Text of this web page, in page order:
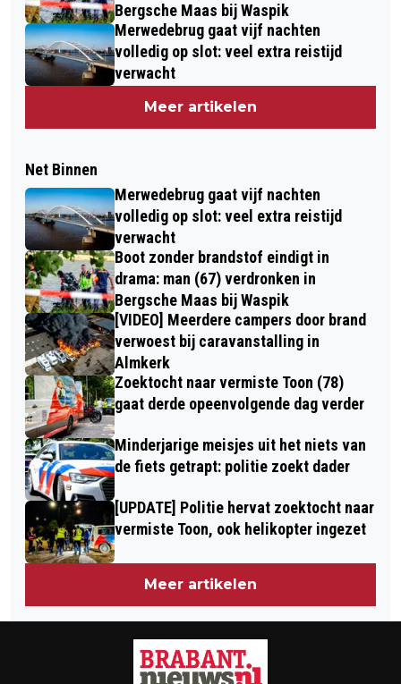
Bergsche Maas bij Waspik
Merwedebrug gaat vijf nachten
volledig op slot: veel extra reistijd
verwacht
Meer artikelen
Net Binnen
Merwedebrug gaat vijf nachten
volledig op slot: veel extra reistijd
verwacht
Boot zonder brandstof eindigt in
drama: man (67) verdronken in
Bergsche Maas bij Waspik
[VIDEO] Meerdere campers door brand
verwoest bij caravanstalling in
Almkerk
Zoektocht naar vermiste Toon (78)
gaat derde opeenvolgende dag verder
Minderjarige meisjes uit het niets van
de fiets getrapt: politie zoekt dader
[UPDATE] Politie hervat zoektocht naar
vermiste Toon, ook helikopter ingezet
Meer artikelen